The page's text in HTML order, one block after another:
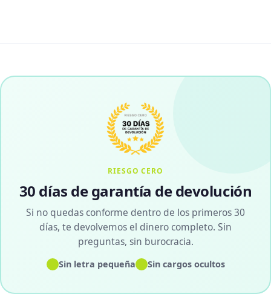
RIESGO CERO
30 días de garantía de devolución
Si no quedas conforme dentro de los primeros 30
días, te devolvemos el dinero completo. Sin
preguntas, sin burocracia.
✓Sin letra pequeña✓Sin cargos ocultos